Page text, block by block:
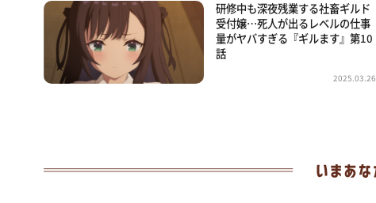
研修中も深夜残業する社畜ギルド
受付嬢…死人が出るレベルの仕事
量がヤバすぎる『ギルます』第10
話
2025.03.26